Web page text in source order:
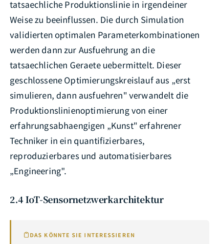
tatsaechliche Produktionslinie in irgendeiner
Weise zu beeinflussen. Die durch Simulation
validierten optimalen Parameterkombinationen
werden dann zur Ausfuehrung an die
tatsaechlichen Geraete uebermittelt. Dieser
geschlossene Optimierungskreislauf aus „erst
simulieren, dann ausfuehren" verwandelt die
Produktionslinienoptimierung von einer
erfahrungsabhaengigen „Kunst" erfahrener
Techniker in ein quantifizierbares,
reproduzierbares und automatisierbares
„Engineering".
2.4 IoT-Sensornetzwerkarchitektur
DAS KÖNNTE SIE INTERESSIEREN